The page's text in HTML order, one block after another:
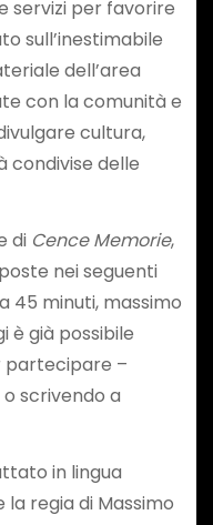
servizi per favorire
sull’inestimabile
dell’area
con la comunità e
cultura,
condivise delle
di Cence Memorie,
nei seguenti
45 minuti, massimo
è già possibile
partecipare –
scrivendo a
in lingua
la regia di Massimo